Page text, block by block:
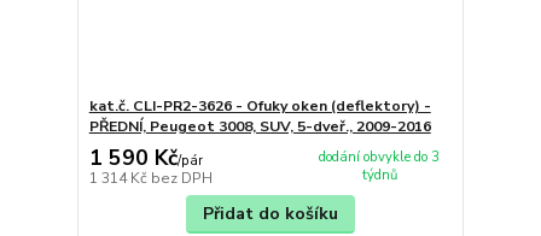
kat.č. CLI-PR2-3626 - Ofuky oken (deflektory) -
PŘEDNÍ, Peugeot 3008, SUV, 5-dveř., 2009-2016
1 590 Kč/pár
1 314 Kč bez DPH
dodání obvykle do 3
týdnů
Přidat do košíku